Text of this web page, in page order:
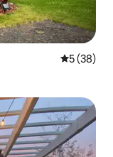
5 (38)